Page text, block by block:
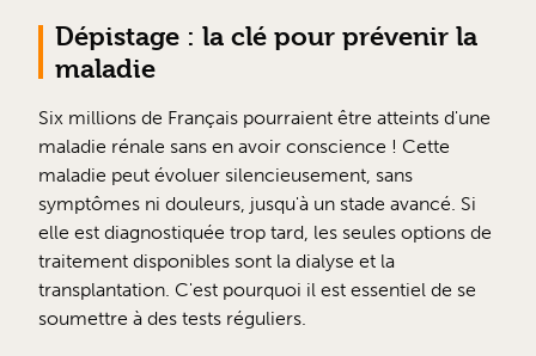
Dépistage : la clé pour prévenir la
maladie
Six millions de Français pourraient être atteints d'une
maladie rénale sans en avoir conscience ! Cette
maladie peut évoluer silencieusement, sans
symptômes ni douleurs, jusqu'à un stade avancé. Si
elle est diagnostiquée trop tard, les seules options de
traitement disponibles sont la dialyse et la
transplantation. C'est pourquoi il est essentiel de se
soumettre à des tests réguliers.